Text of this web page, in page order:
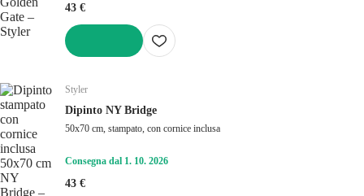
43 €
Styler
Dipinto NY Bridge
50x70 cm, stampato, con cornice inclusa
Consegna dal 1. 10. 2026
43 €